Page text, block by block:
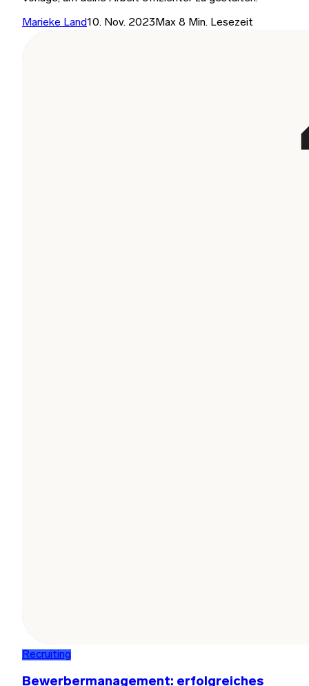
Marieke Land10. Nov. 2023 Max 8 Min. Lesezeit
Recruiting
Bewerbermanagement: erfolgreiches